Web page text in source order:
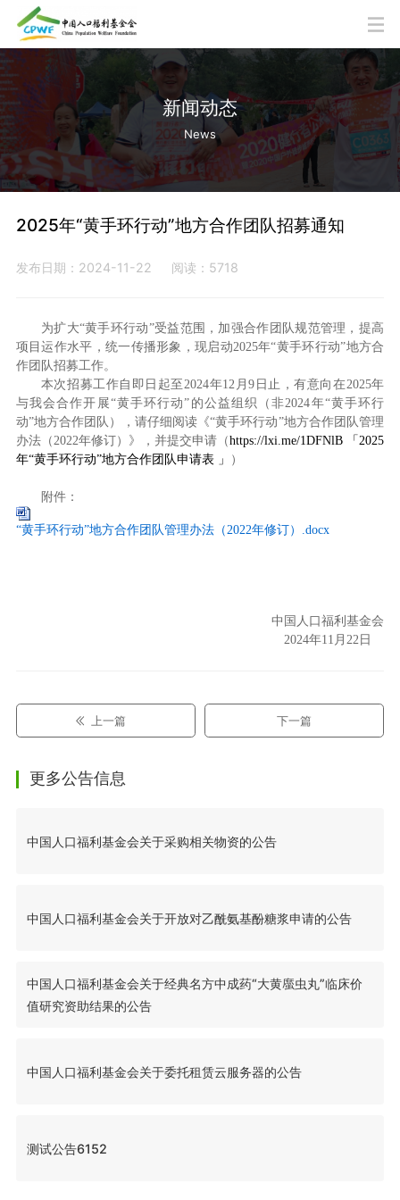
新闻动态
News
2025年“黄手环行动”地方合作团队招募通知
发布日期：2024-11-22 阅读：5718
为扩大“黄手环行动”受益范围，加强合作团队规范管理，提高
项目运作水平，统一传播形象，现启动2025年“黄手环行动”地方合
作团队招募工作。
本次招募工作自即日起至2024年12月9日止，有意向在2025年
与我会合作开展“黄手环行动”的公益组织（非2024年“黄手环行
动”地方合作团队），请仔细阅读《“黄手环行动”地方合作团队管理
办法（2022年修订）》，并提交申请（https://lxi.me/1DFNlB 「2025
年“黄手环行动”地方合作团队申请表 」
）
附件：
“黄手环行动”地方合作团队管理办法（2022年修订）.docx
中国人口福利基金会
2024年11月22日
上一篇 下一篇
更多公告信息
中国人口福利基金会关于采购相关物资的公告
中国人口福利基金会关于开放对乙酰氨基酚糖浆申请的公告
中国人口福利基金会关于经典名方中成药“大黄䗪虫丸”临床价
值研究资助结果的公告
中国人口福利基金会关于委托租赁云服务器的公告
测试公告6152